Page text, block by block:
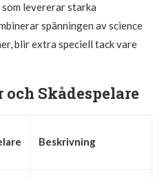
levererar starka
spänningen av science
blir extra speciell tack vare
Skådespelare
Beskrivning